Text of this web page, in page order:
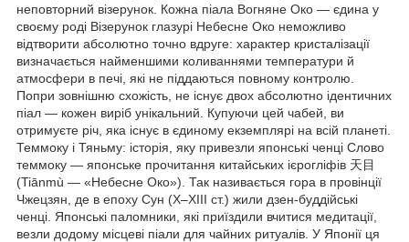
неповторний візерунок. Кожна піала Вогняне Око — єдина у
своєму роді Візерунок глазурі Небесне Око неможливо
відтворити абсолютно точно вдруге: характер кристалізації
визначається найменшими коливаннями температури й
атмосфери в печі, які не піддаються повному контролю.
Попри зовнішню схожість, не існує двох абсолютно ідентичних
піал — кожен виріб унікальний. Купуючи цей чабей, ви
отримуєте річ, яка існує в єдиному екземплярі на всій планеті.
Теммоку і Тяньму: історія, яку привезли японські ченці Слово
теммоку — японське прочитання китайських ієрогліфів 天目
(Tiānmù — «Небесне Око»). Так називається гора в провінції
Чжецзян, де в епоху Сун (X–XIII ст.) жили дзен-буддійські
ченці. Японські паломники, які приїздили вчитися медитації,
везли додому місцеві піали для чайних ритуалів. У Японії ця